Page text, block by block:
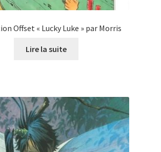
Offset « Lucky Luke » par Morris
Lire la suite